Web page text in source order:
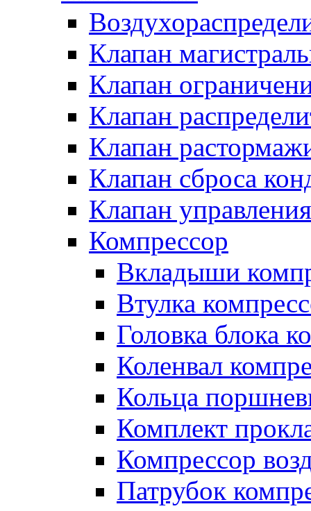
Клапан
Клапан
Клапан
Клапан
Клапан сброса
Клапан управления
Компрессор
Вкладыши
Втулка
Головка блока
Коленвал
Кольца
Комплект
Компрессор
Патрубок